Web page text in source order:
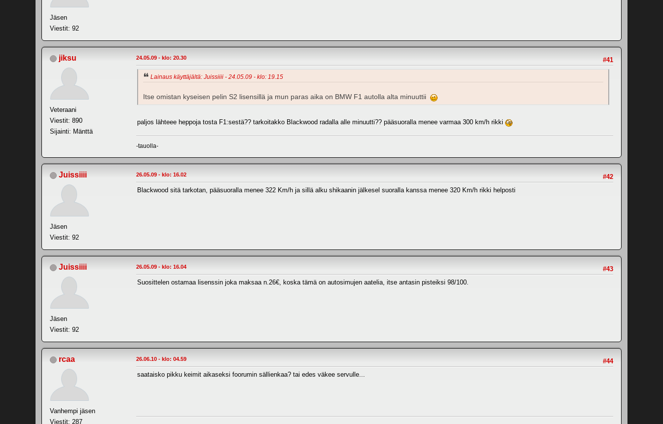
Jäsen
Viestit: 92
jiksu
Veteraani
Viestit: 890
Sijainti: Mänttä
#41
24.05.09 - klo: 20.30
Lainaus käyttäjältä: Juissiiii - 24.05.09 - klo: 19.15
Itse omistan kyseisen pelin S2 lisensillä ja mun paras aika on BMW F1 autolla alta minuuttii
paljos lähteee heppoja tosta F1:sestä?? tarkoitakko Blackwood radalla alle minuutti?? pääsuoralla menee varmaa 300 km/h rikki
-tauolla-
Juissiiii
Jäsen
Viestit: 92
#42
26.05.09 - klo: 16.02
Blackwood sitä tarkotan, pääsuoralla menee 322 Km/h ja sillä alku shikaanin jälkesel suoralla kanssa menee 320 Km/h rikki helposti
Juissiiii
Jäsen
Viestit: 92
#43
26.05.09 - klo: 16.04
Suosittelen ostamaa lisenssin joka maksaa n.26€, koska tämä on autosimujen aatelia, itse antasin pisteiksi 98/100.
rcaa
Vanhempi jäsen
Viestit: 287
#44
26.06.10 - klo: 04.59
saataisko pikku keimit aikaseksi foorumin sällienkaa? tai edes väkee servulle...